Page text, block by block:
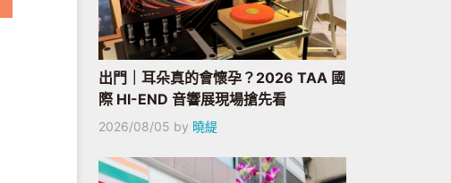
出門｜耳朵真的會懷孕？2026 TAA 國
際 HI-END 音響展現場搶先看
2026/08/05 by 曉緹